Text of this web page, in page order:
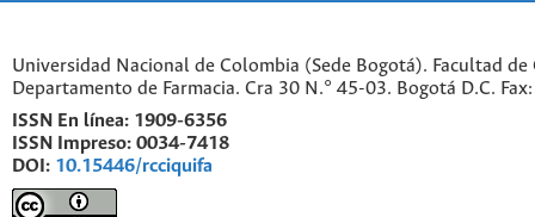
Universidad Nacional de Colombia (Sede Bogotá). Facultad de
Departamento de Farmacia. Cra 30 N.° 45-03. Bogotá D.C.
ISSN En línea: 1909-6356
ISSN Impreso: 0034-7418
DOI: 10.15446/rcciquifa